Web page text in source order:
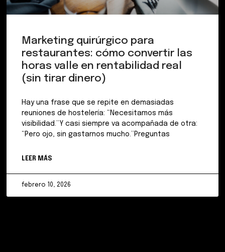
Marketing quirúrgico para
restaurantes: cómo convertir las
horas valle en rentabilidad real
(sin tirar dinero)
Hay una frase que se repite en demasiadas
reuniones de hostelería: “Necesitamos más
visibilidad.”Y casi siempre va acompañada de otra:
“Pero ojo, sin gastarnos mucho.”Preguntas
LEER MÁS
febrero 10, 2026